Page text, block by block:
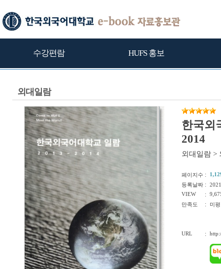
수강편람 HUFS 홍보
외대일람
한국외
2014
외대일람 >
페이지수 :
등록날짜 :
VIEW
:
만족도
: 미
URL :